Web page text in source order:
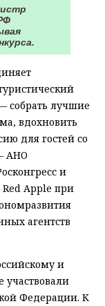
собрать лучшие
вдохновить
для гостей со
АНО
и
Apple при
агентств
и
Федерации. К